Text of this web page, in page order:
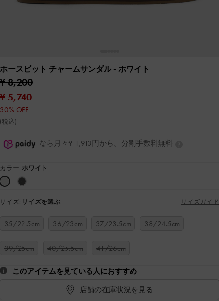
ホースビット チャームサンダル- ホワイト
¥ 8,200
¥ 5,740
30% OFF
(税込)
なら月々¥ 1,913円から。分割手数料無料
カラー: ホワイト
サイズ: サイズを選ぶ サイズガイド
35/22.5cm 36/23cm 37/23.5cm 38/24.5cm
39/25cm 40/25.5cm 41/26cm
このアイテムを見ている人におすすめ
店舗の在庫状況を見る